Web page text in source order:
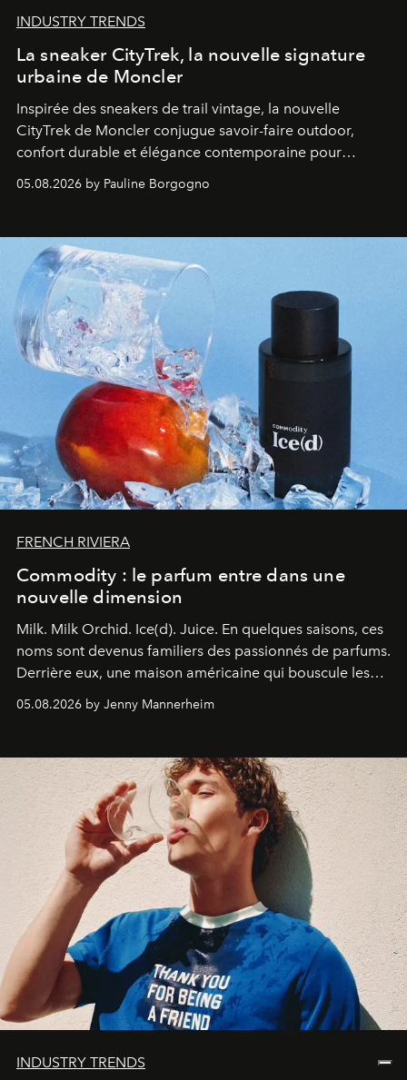
INDUSTRY TRENDS
La sneaker CityTrek, la nouvelle signature
urbaine de Moncler
Inspirée des sneakers de trail vintage, la nouvelle
CityTrek de Moncler conjugue savoir-faire outdoor,
confort durable et élégance contemporaine pour
05.08.2026 by Pauline Borgogno
FRENCH RIVIERA
Commodity : le parfum entre dans une
nouvelle dimension
Milk. Milk Orchid. Ice(d). Juice. En quelques saisons, ces
noms sont devenus familiers des passionnés de parfums.
Derrière eux, une maison américaine qui bouscule les
une approche aussi intuitive que personnelle :
05.08.2026 by Jenny Mannerheim
INDUSTRY TRENDS